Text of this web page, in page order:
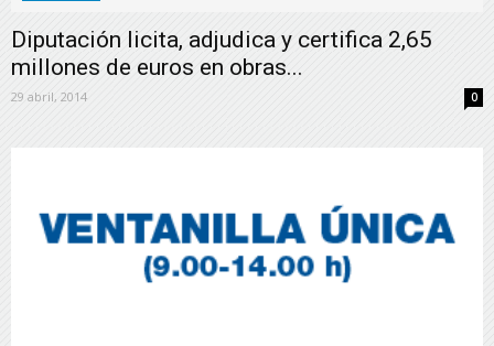
Diputación licita, adjudica y certifica 2,65
millones de euros en obras...
29 abril, 2014 0